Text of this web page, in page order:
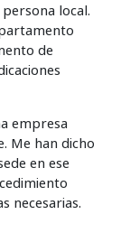
local.
de
empresa
Me han dicho
en ese
necesarias.